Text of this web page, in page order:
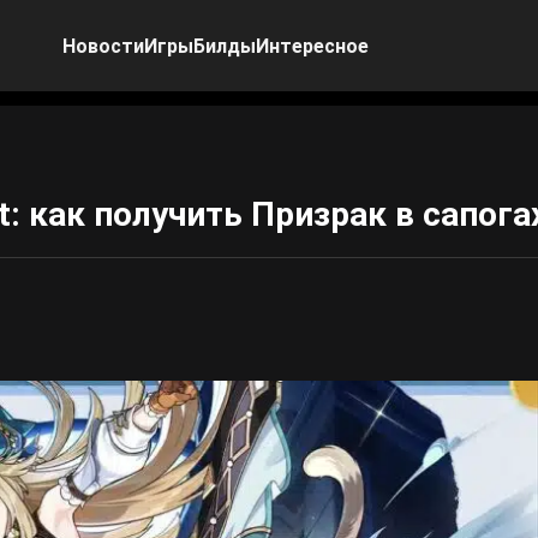
НовостиИгрыБилдыИнтересное
получить Призрак в